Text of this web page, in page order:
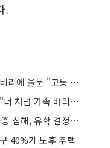
.
MC몽, 극단적 선택 시도 고백⋯병역비리에 울분 "고통 너무 오래 참아"
MC몽, 이승기 아내 이다인과 갈등⋯"너 처럼 가족 버리겠냐" 맞저격
MC몽, 원헌드레드 떠난 이유⋯"우울증 심해, 유학 결정했다"
40%가 노후 주택